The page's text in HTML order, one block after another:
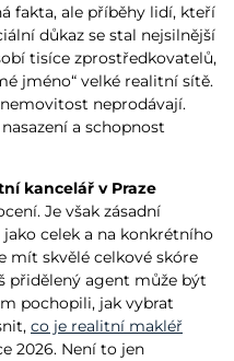
fakta, ale příběhy lidí, kteří
důkaz se stal nejsilnější
tisíce zprostředkovatelů,
jméno“ velké realitní sítě.
neprodávají.
a schopnost
kancelář v Praze
Je však zásadní
celek a na konkrétního
mít skvělé celkové skóre
přidělený agent může být
pochopili, jak vybrat
co je realitní makléř
2026. Není to jen